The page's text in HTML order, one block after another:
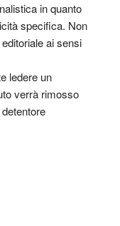
in quanto
specifica. Non
ai sensi
ledere un
verrà rimosso